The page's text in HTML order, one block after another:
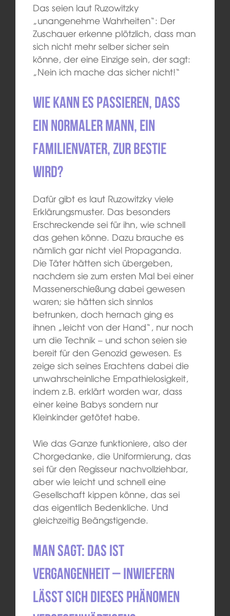
Das seien laut Ruzowitzky
„unangenehme Wahrheiten“: Der
Zuschauer erkenne plötzlich, dass man
sich nicht mehr selber sicher sein
könne, der eine Einzige sein, der sagt:
„Nein ich mache das sicher nicht!“
Wie kann es passieren, dass
ein normaler Mann, ein
Familienvater, zur Bestie
wird?
Dafür gibt es laut Ruzowitzky viele
Erklärungsmuster. Das besonders
Erschreckende sei für ihn, wie schnell
das gehen könne. Dazu brauche es
nämlich gar nicht viel Propaganda.
Die Täter hätten sich übergeben,
nachdem sie zum ersten Mal bei einer
Massenerschießung dabei gewesen
waren; sie hätten sich sinnlos
betrunken, doch hernach ging es
ihnen „leicht von der Hand“, nur noch
um die Technik – und schon seien sie
bereit für den Genozid gewesen. Es
zeige sich seines Erachtens dabei die
unwahrscheinliche Empathielosigkeit,
indem z.B. erklärt worden war, dass
einer keine Babys sondern nur
Kleinkinder getötet habe.
Wie das Ganze funktioniere, also der
Chorgedanke, die Uniformierung, das
sei für den Regisseur nachvollziehbar,
aber wie leicht und schnell eine
Gesellschaft kippen könne, das sei
das eigentlich Bedenkliche. Und
gleichzeitig Beängstigende.
Man sagt: Das ist
Vergangenheit – inwiefern
lässt sich dieses Phänomen